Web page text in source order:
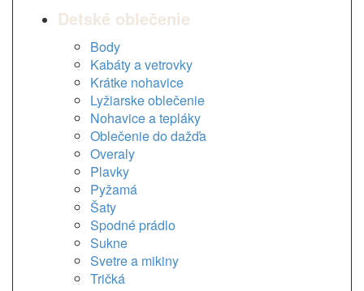
Detské oblečenie
Body
Kabáty a vetrovky
Krátke nohavice
Lyžiarske oblečenie
Nohavice a tepláky
Oblečenie do dažďa
Overaly
Plavky
Pyžamá
Šaty
Spodné prádlo
Sukne
Svetre a mikiny
Tričká